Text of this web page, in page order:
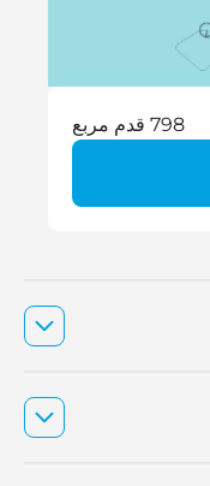
798 قدم مربع